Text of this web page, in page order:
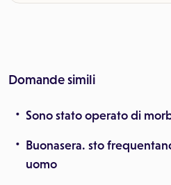
Domande simili
Sono stato operato di
Buonasera. sto
uomo